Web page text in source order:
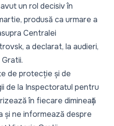
un rol decisiv în
produsă ca urmare a
Centralei
a declarat, la audieri,
de protecție și de
de la Inspectoratul pentru
în fiecare dimineață
și ne informează despre